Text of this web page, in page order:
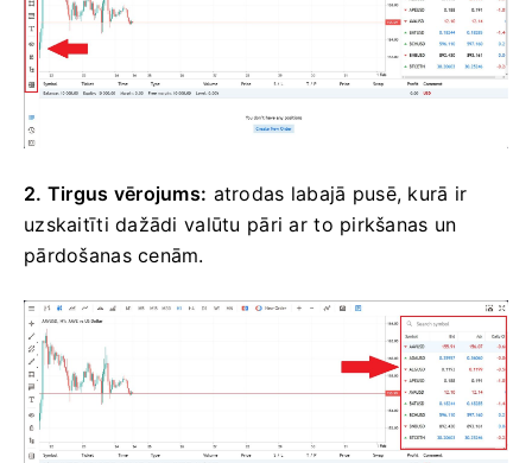
2. Tirgus vērojums: atrodas labajā pusē, kurā ir
uzskaitīti dažādi valūtu pāri ar to pirkšanas un
pārdošanas cenām.